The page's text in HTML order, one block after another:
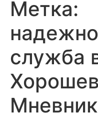
Метка:
служба